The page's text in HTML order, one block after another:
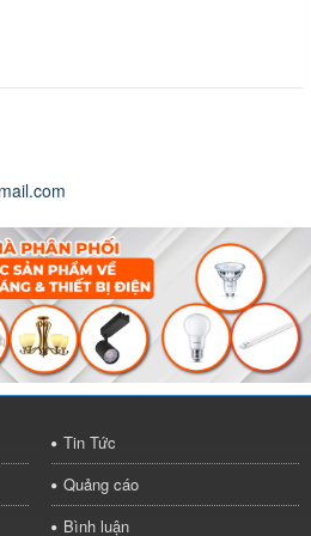
Tin Tức
Quảng cáo
Bình luận